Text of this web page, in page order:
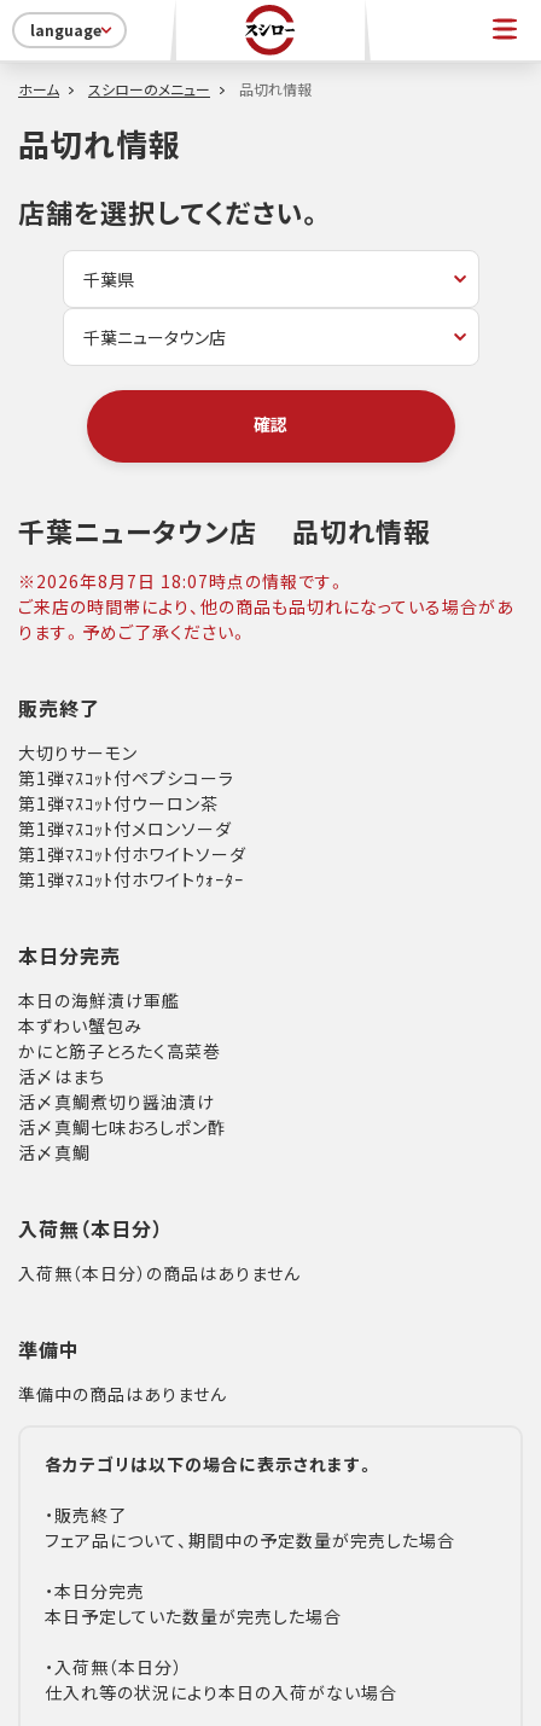
language
ホーム スシローのメニュー 品切れ情報
品切れ情報
店舗を選択してください。
確認
千葉ニュータウン店 品切れ情報
※ 2026年8月7日 18:07時点の情報です。
ご来店の時間帯により、他の商品も品切れになっている場合があ
ります。予めご了承ください。
販売終了
大切りサーモン
第1弾ﾏｽｺｯﾄ付ペプシコーラ
第1弾ﾏｽｺｯﾄ付ウーロン茶
第1弾ﾏｽｺｯﾄ付メロンソーダ
第1弾ﾏｽｺｯﾄ付ホワイトソーダ
第1弾ﾏｽｺｯﾄ付ホワイトｳｫｰﾀｰ
本日分完売
本日の海鮮漬け軍艦
本ずわい蟹包み
かにと筋子とろたく高菜巻
活〆はまち
活〆真鯛煮切り醤油漬け
活〆真鯛七味おろしポン酢
活〆真鯛
入荷無（本日分）
入荷無（本日分）の商品はありません
準備中
準備中の商品はありません
各カテゴリは以下の場合に表示されます。
・販売終了
フェア品について、期間中の予定数量が完売した場合
・本日分完売
本日予定していた数量が完売した場合
・入荷無（本日分）
仕入れ等の状況により本日の入荷がない場合